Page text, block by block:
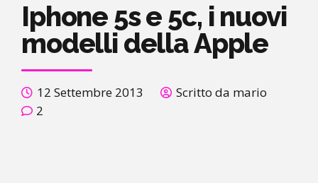
Iphone 5s e 5c, i nuovi
modelli della Apple
12 Settembre 2013
Scritto da mario
2